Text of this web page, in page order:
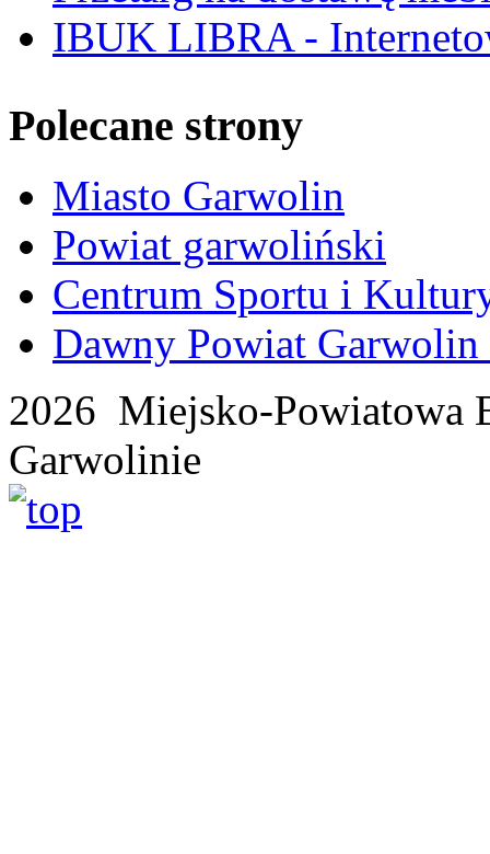
IBUK LIBRA -
Polecane strony
Miasto Garwolin
Powiat garwoliński
Centrum Sportu i
Dawny Powiat
2026 Miejsko-Powiatowa
Garwolinie